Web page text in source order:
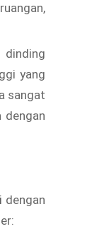
yang
sangat
dengan
dengan